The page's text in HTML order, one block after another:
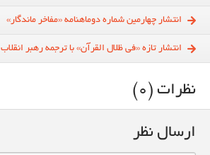
انتشار چهارمین شماره دوماهنامه «مفاخر ماندگار»
انتشار تازه «فی ظلال القرآن» با ترجمه رهبر انقلاب
نظرات (0)
ارسال نظر